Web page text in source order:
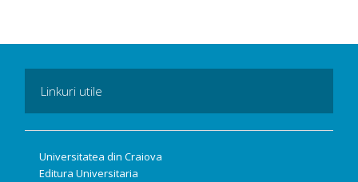
Linkuri utile
Universitatea din Craiova
Editura Universitaria